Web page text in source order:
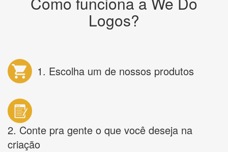
Logos?
1. Escolha um de nossos produtos
2. Conte pra gente o que você deseja na
criação